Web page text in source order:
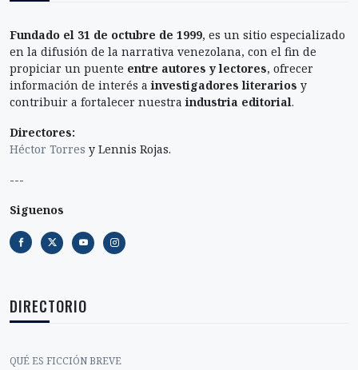
Fundado el 31 de octubre de 1999, es un sitio especializado
en la difusión de la narrativa venezolana, con el fin de
propiciar un puente entre autores y lectores, ofrecer
información de interés ainvestigadores literarios y
contribuir a fortalecer nuestraindustria editorial.
Directores:
Héctor Torres y Lennis Rojas.
---
Siguenos
DIRECTORIO
QUÉ ES FICCIÓN BREVE